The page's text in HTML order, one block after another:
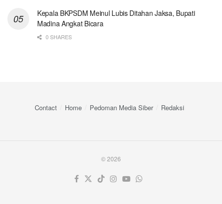
Kepala BKPSDM Meinul Lubis Ditahan Jaksa, Bupati
Madina Angkat Bicara
0 SHARES
Contact Home Pedoman Media Siber Redaksi
© 2026